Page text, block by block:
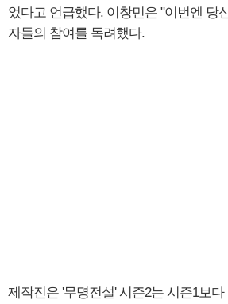
었다고 언급했다. 이창민은 "이번엔 당
자들의 참여를 독려했다.
제작진은 '무명전설' 시즌2는 시즌1보